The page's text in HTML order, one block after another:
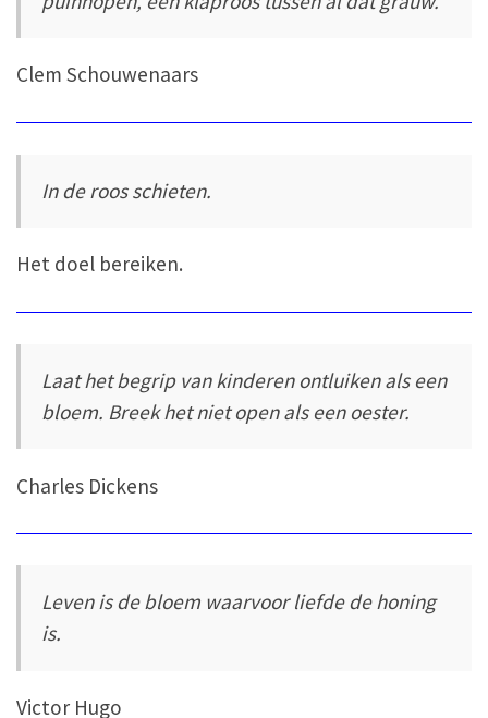
Clem Schouwenaars
In de roos schieten.
Het doel bereiken.
Laat het begrip van kinderen ontluiken als een
bloem. Breek het niet open als een oester.
Charles Dickens
Leven is de bloem waarvoor liefde de honing
is.
Victor Hugo